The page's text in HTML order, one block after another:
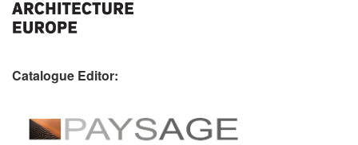
Catalogue Editor: